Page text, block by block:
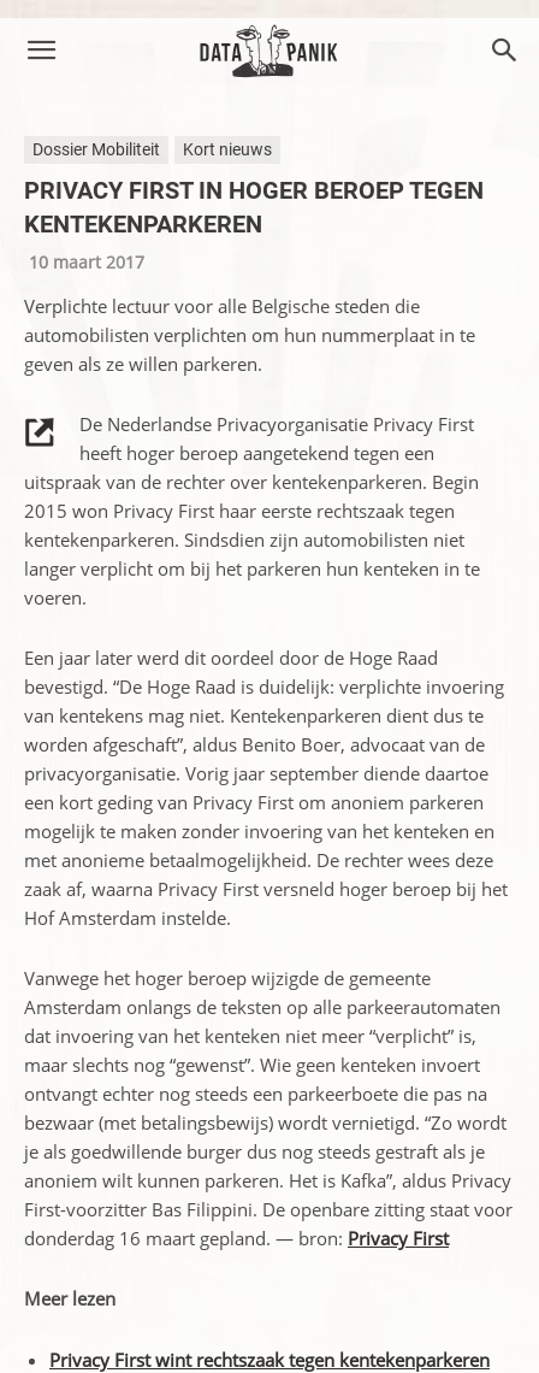
Dossier Mobiliteit Kort nieuws
PRIVACY FIRST IN HOGER BEROEP TEGEN
KENTEKENPARKEREN
10 maart 2017
Verplichte lectuur voor alle Belgische steden die
automobilisten verplichten om hun nummerplaat in te
geven als ze willen parkeren.
De Nederlandse Privacyorganisatie Privacy First
heeft hoger beroep aangetekend tegen een
uitspraak van de rechter over kentekenparkeren. Begin
2015 won Privacy First haar eerste rechtszaak tegen
kentekenparkeren. Sindsdien zijn automobilisten niet
langer verplicht om bij het parkeren hun kenteken in te
voeren.
Een jaar later werd dit oordeel door de Hoge Raad
bevestigd. “De Hoge Raad is duidelijk: verplichte invoering
van kentekens mag niet. Kentekenparkeren dient dus te
worden afgeschaft”, aldus Benito Boer, advocaat van de
privacyorganisatie. Vorig jaar september diende daartoe
een kort geding van Privacy First om anoniem parkeren
mogelijk te maken zonder invoering van het kenteken en
met anonieme betaalmogelijkheid. De rechter wees deze
zaak af, waarna Privacy First versneld hoger beroep bij het
Hof Amsterdam instelde.
Vanwege het hoger beroep wijzigde de gemeente
Amsterdam onlangs de teksten op alle parkeerautomaten
dat invoering van het kenteken niet meer “verplicht” is,
maar slechts nog “gewenst”. Wie geen kenteken invoert
ontvangt echter nog steeds een parkeerboete die pas na
bezwaar (met betalingsbewijs) wordt vernietigd. “Zo wordt
je als goedwillende burger dus nog steeds gestraft als je
anoniem wilt kunnen parkeren. Het is Kafka”, aldus Privacy
First-voorzitter Bas Filippini. De openbare zitting staat voor
donderdag 16 maart gepland. — bron: Privacy First
Meer lezen
Privacy First wint rechtszaak tegen kentekenparkeren